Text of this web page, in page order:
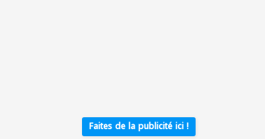
Faites de la publicité ici !